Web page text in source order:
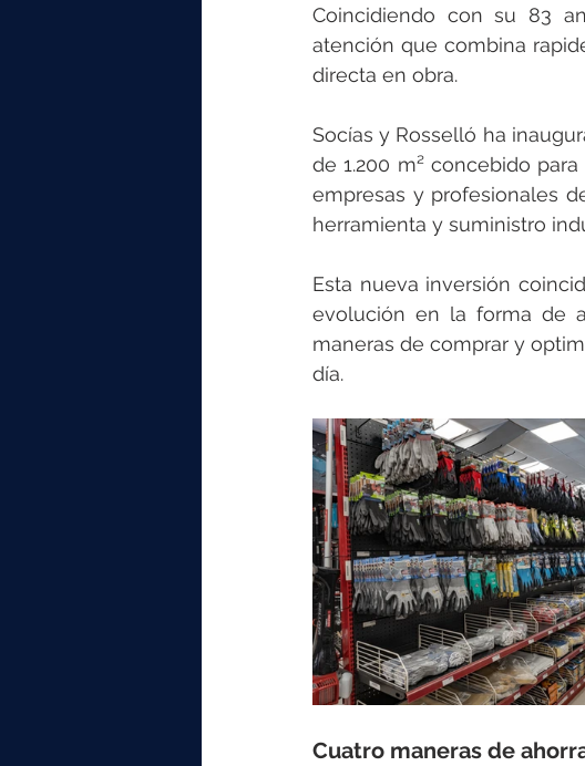
elektrotools-
Coincidiendo con su 83
atención que combina
directa en obra.
Socías y Rosselló ha
de 1.200 m² concebido
empresas y profesionales
herramienta y suministro
Esta nueva inversión
evolución en la forma de
maneras de comprar y
día.
Cuatro maneras de